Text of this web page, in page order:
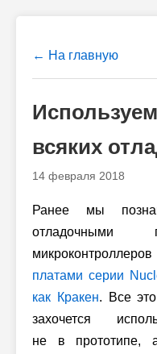
← На главную
всяких
14 февраля 2018
Ранее мы
платами серии
как Кракен. Все
захочется
не в прототипе,